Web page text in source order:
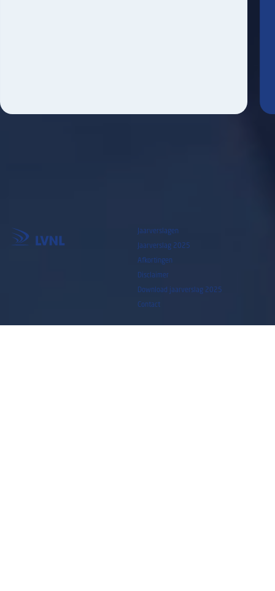
Jaarverslagen
Jaarverslag 2025
Afkortingen
Disclaimer
Download jaarverslag 2025
Contact